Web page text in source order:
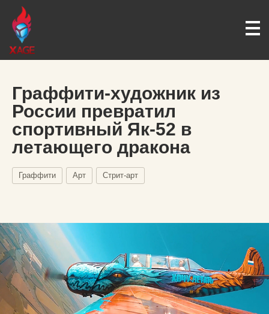
Граффити-художник из
России превратил
спортивный Як-52 в
летающего дракона
Граффити Арт Стрит-арт